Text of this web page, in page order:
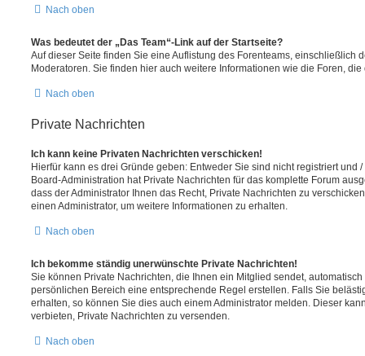
Nach oben
Was bedeutet der „Das Team“-Link auf der Startseite?
Auf dieser Seite finden Sie eine Auflistung des Forenteams, einschließlich
Moderatoren. Sie finden hier auch weitere Informationen wie die Foren,
Nach oben
Private Nachrichten
Ich kann keine Privaten Nachrichten verschicken!
Hierfür kann es drei Gründe geben: Entweder Sie sind nicht registriert und
Board-Administration hat Private Nachrichten für das komplette Forum
dass der Administrator Ihnen das Recht, Private Nachrichten zu
einen Administrator, um weitere Informationen zu erhalten.
Nach oben
Ich bekomme ständig unerwünschte Private Nachrichten!
Sie können Private Nachrichten, die Ihnen ein Mitglied sendet,
persönlichen Bereich eine entsprechende Regel erstellen. Falls Sie
erhalten, so können Sie dies auch einem Administrator melden. Dieser
verbieten, Private Nachrichten zu versenden.
Nach oben